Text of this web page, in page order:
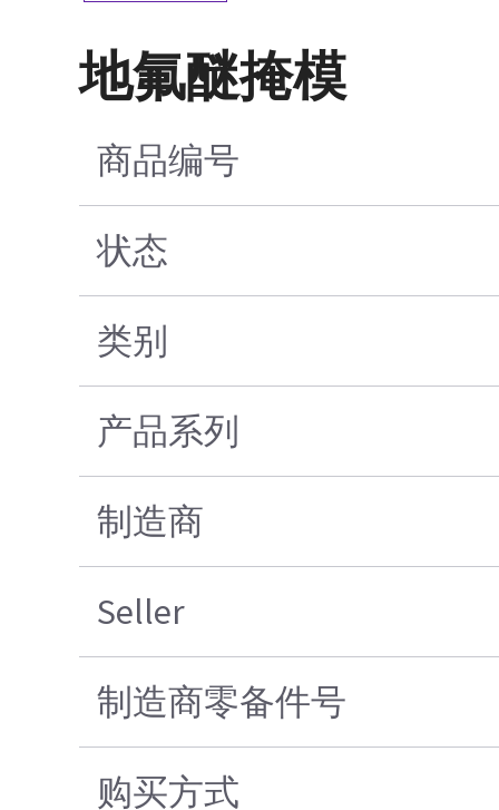
地氟醚掩模
商品编号
状态
类别
产品系列
制造商
Seller
制造商零备件号
购买方式